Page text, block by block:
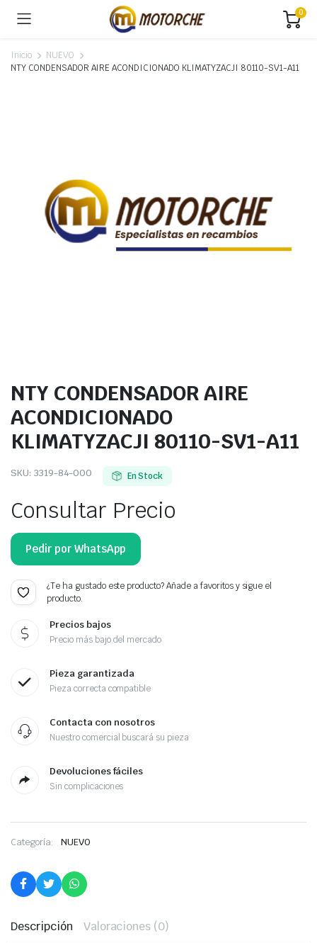
0
Inicio
NUEVO
NTY CONDENSADOR AIRE ACONDICIONADO KLIMATYZACJI 80110-SV1-A11
NTY CONDENSADOR AIRE
ACONDICIONADO
KLIMATYZACJI 80110-SV1-A11
SKU: 3319-84-000 En Stock
Consultar Precio
Pedir por WhatsApp
¿Te ha gustado este producto? Añade a favoritos y sigue el
producto.
Precios bajos
Precio más bajo del mercado
Pieza garantizada
Pieza correcta compatible
Contacta con nosotros
Nuestro comercial buscará su pieza
Devoluciones fáciles
Sin complicaciones
Categoría: NUEVO
Descripción Valoraciones (0)